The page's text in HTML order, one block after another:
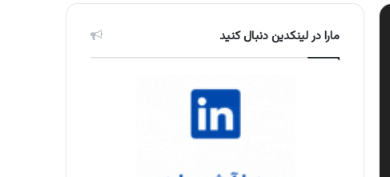
مارا در لینکدین دنبال کنید